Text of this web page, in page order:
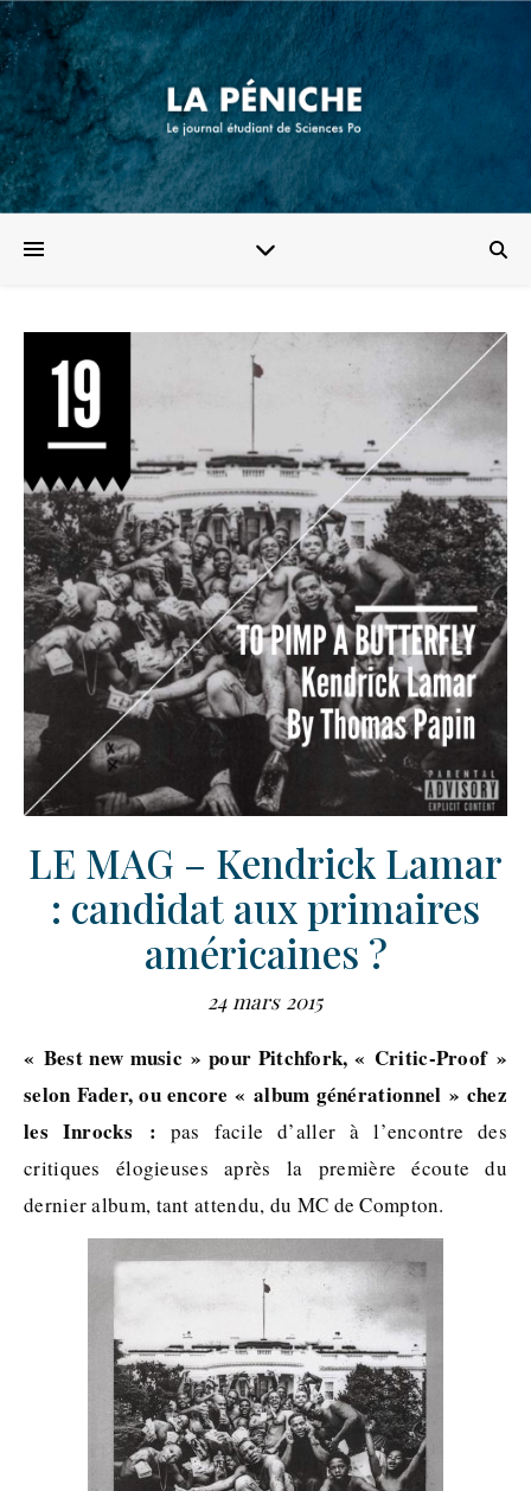
LE MAG – Kendrick Lamar
: candidat aux primaires
américaines ?
24 mars 2015
« Best new music » pour Pitchfork, « Critic-Proof »
selon Fader, ou encore « album générationnel » chez
les Inrocks : pas facile d’aller à l’encontre des
critiques élogieuses après la première écoute du
dernier album, tant attendu, du MC de Compton.